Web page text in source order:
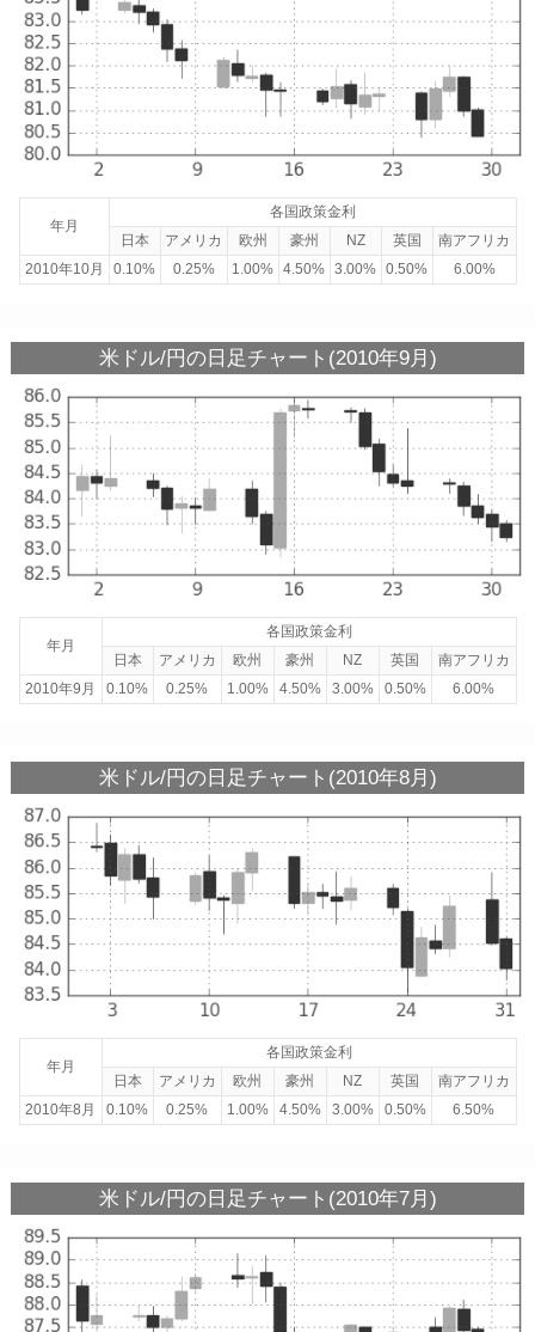
年月
各国政策金利
日本
アメリカ 欧州 豪州 NZ 英国
南アフリカ
2010年10月
0.10% 0.25% 1.00% 4.50% 3.00% 0.50% 6.00%
米ドル/円の日足チャート(2010年9月)
年月
各国政策金利
日本
アメリカ 欧州 豪州 NZ 英国
南アフリカ
2010年9月
0.10% 0.25% 1.00% 4.50% 3.00% 0.50% 6.00%
米ドル/円の日足チャート(2010年8月)
年月
各国政策金利
日本
アメリカ 欧州 豪州 NZ 英国
南アフリカ
2010年8月
0.10% 0.25% 1.00% 4.50% 3.00% 0.50% 6.50%
米ドル/円の日足チャート(2010年7月)